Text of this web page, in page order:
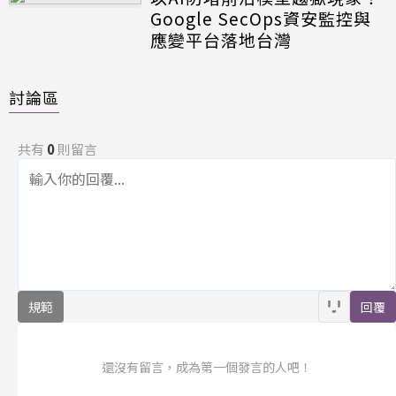
Google SecOps資安監控與
應變平台落地台灣
討論區
共有 0則留言
規範 回覆
還沒有留言，成為第一個發言的人吧！